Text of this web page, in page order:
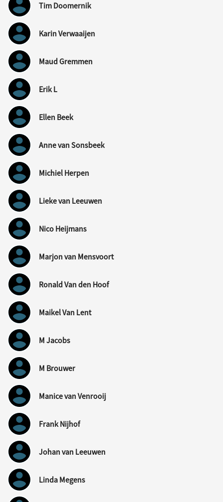
Tim Doomernik
Karin Verwaaijen
Maud Gremmen
Erik L
Ellen Beek
Anne van Sonsbeek
Michiel Herpen
Lieke van Leeuwen
Nico Heijmans
Marjon van Mensvoort
Ronald Van den Hoof
Maikel Van Lent
M Jacobs
M Brouwer
Manice van Venrooij
Frank Nijhof
Johan van Leeuwen
Linda Megens